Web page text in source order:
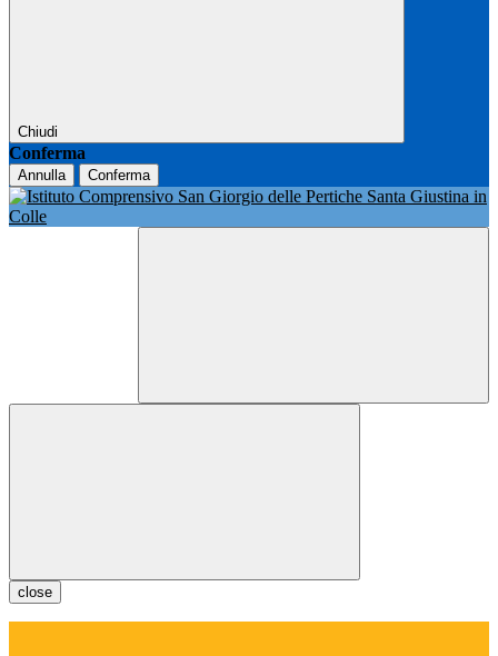
Chiudi
Conferma
Annulla Conferma
close